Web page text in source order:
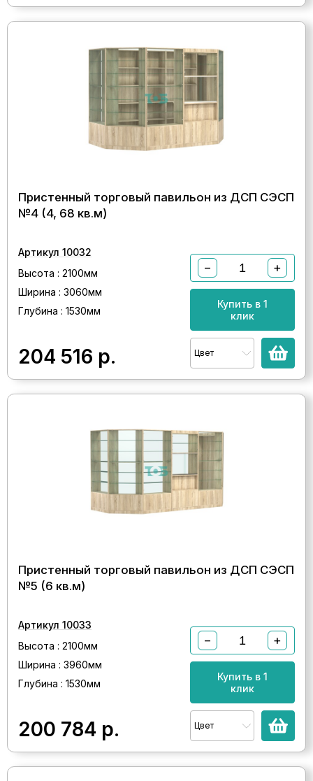
Пристенный торговый павильон из ДСП СЭСП
№4 (4, 68 кв.м)
Артикул 10032
Высота : 2100мм
Ширина : 3060мм
Глубина : 1530мм
204 516 р.
− +
Купить в 1
клик
Цвет
Пристенный торговый павильон из ДСП СЭСП
№5 (6 кв.м)
Артикул 10033
Высота : 2100мм
Ширина : 3960мм
Глубина : 1530мм
200 784 р.
− +
Купить в 1
клик
Цвет